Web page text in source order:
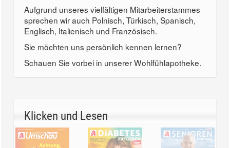
Aufgrund unseres vielfältigen Mitarbeiterstammes
sprechen wir auch Polnisch, Türkisch, Spanisch,
Englisch, Italienisch und Französisch.
Sie möchten uns persönlich kennen lernen?
Schauen Sie vorbei in unserer Wohlfühlapotheke.
Klicken und Lesen